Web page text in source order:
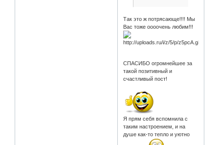
Так это ж потрясающе!!!! Мы
Вас тоже оооочень любим!!!
СПАСИБО огромнейшее за
такой позитивный и
счастливый пост!
Я прям себя вспомнила с
таким настроением, и на
душе как-то тепло и уютно